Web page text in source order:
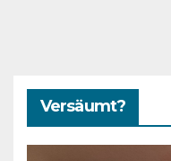
Versäumt?